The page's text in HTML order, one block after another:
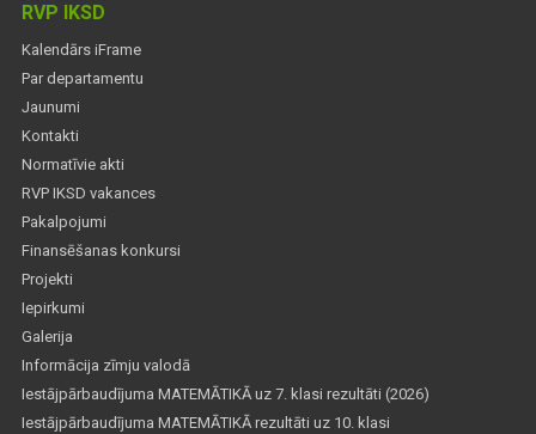
RVP IKSD
Kalendārs iFrame
Par departamentu
Jaunumi
Kontakti
Normatīvie akti
RVP IKSD vakances
Pakalpojumi
Finansēšanas konkursi
Projekti
Iepirkumi
Galerija
Informācija zīmju valodā
Iestājpārbaudījuma MATEMĀTIKĀ uz 7. klasi rezultāti (2026)
Iestājpārbaudījuma MATEMĀTIKĀ rezultāti uz 10. klasi